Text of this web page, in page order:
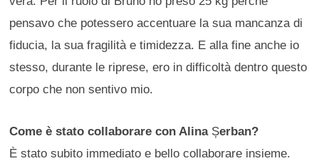
pensavo che potessero accentuare la sua mancanza di
fiducia, la sua fragilità e timidezza. E alla fine anche io
stesso, durante le riprese, ero in difficoltà dentro questo
corpo che non sentivo mio.
Come è stato collaborare con Alina Șerban?
È stato subito immediato e bello collaborare insieme.